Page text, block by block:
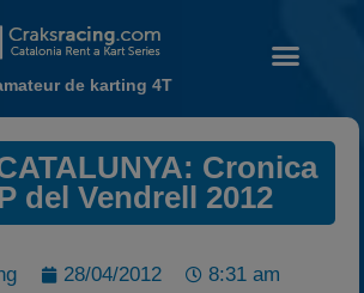
Calendario
de karting 4T
Cronica
del Vendrell 2012
28/04/2012
8:31 am